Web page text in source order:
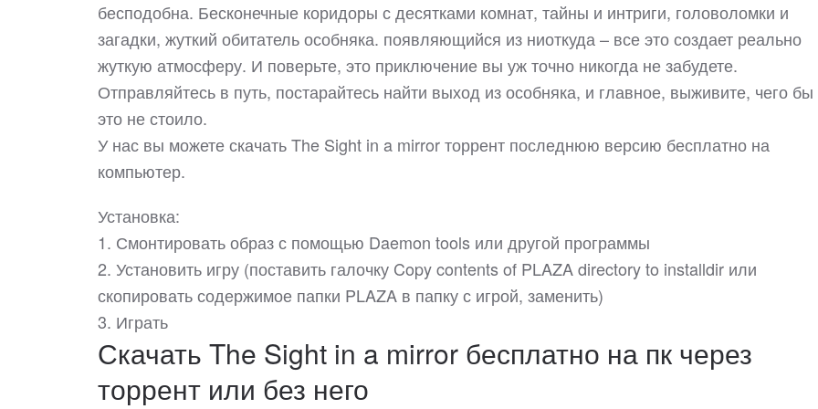
бесподобна. Бесконечные коридоры с десятками комнат, тайны и интриги, головоломки и
загадки, жуткий обитатель особняка. появляющийся из ниоткуда – все это создает реально
жуткую атмосферу. И поверьте, это приключение вы уж точно никогда не забудете.
Отправляйтесь в путь, постарайтесь найти выход из особняка, и главное, выживите, чего
это не стоило.
У нас вы можете скачать The Sight in a mirror торрент последнюю версию бесплатно на
компьютер.
Установка:
1. Смонтировать образ с помощью Daemon tools или другой программы
2. Установить игру (поставить галочку Copy contents of PLAZA directory to installdir или
скопировать содержимое папки PLAZA в папку с игрой, заменить)
3. Играть
Скачать The Sight in a mirror бесплатно на пк через
торрент или без него